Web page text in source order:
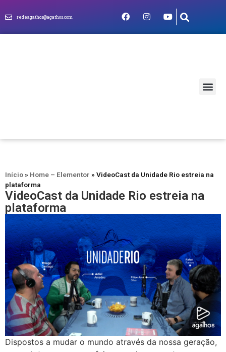
redeagathos@agathos.com
Início» Home – Elementor » VideoCast da Unidade Rio estreia na
plataforma
VideoCast da Unidade Rio estreia na
plataforma
Dispostos a mudar o mundo através da nossa geração,